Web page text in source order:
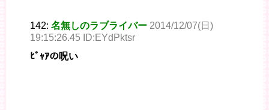
142: 名無しのラブライバー 2014/12/07(日)
19:15:26.45 ID:EYdPktsr
ﾋﾟｬｱの呪い